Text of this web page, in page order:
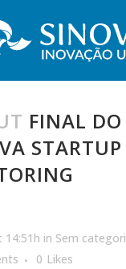
FINAL DO
STARTUP
14:51h in Sem
0 Likes